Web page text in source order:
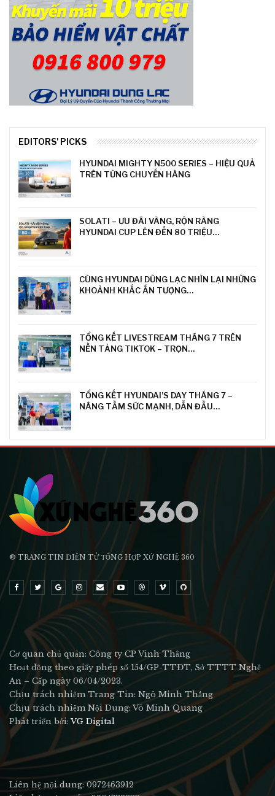
EDITORS' PICKS
HYUNDAI MIGHTY N500 SERIES – HIỆU QUẢ
TRÊN TỪNG CHUYẾN HÀNG
SOLATI – ƯU ĐÃI VÀNG, RỘN RÀNG
HYUNDAI CUP LÊN ĐẾN 80 TRIỆU…
CÙNG HYUNDAI DŨNG LẠC NHÌN LẠI NHỮNG
KHOẢNH KHẮC ẤN TƯỢNG…
TỔNG KẾT LIVESTREAM THÁNG 7 TRÊN
NỀN TẢNG TIKTOK – TRỌN…
TỔNG KẾT HYUNDAI’S DAY THÁNG 7 –
NÂNG TẦM SỨC MẠNH, DẪN ĐẦU…
® TRANG TIN ĐIỆN TỬ ТỔNG HỢP XỨ NGHỆ 360
Cơ quan chủ quản: Công ty CP Vinh Thắng
Hoạt động theo giấy phép số 154/GP-TTĐT, Sở TTTT Nghệ
An – Cấp ngày 06/04/2023.
Chịu trách nhiệm Trang Tin: Ngô Minh Thắng
Chịu trách nhiệm Nội Dung: Võ Minh Quang
Phát triển bởi:VG Digital
Liên hệ nội dung: 0972463912